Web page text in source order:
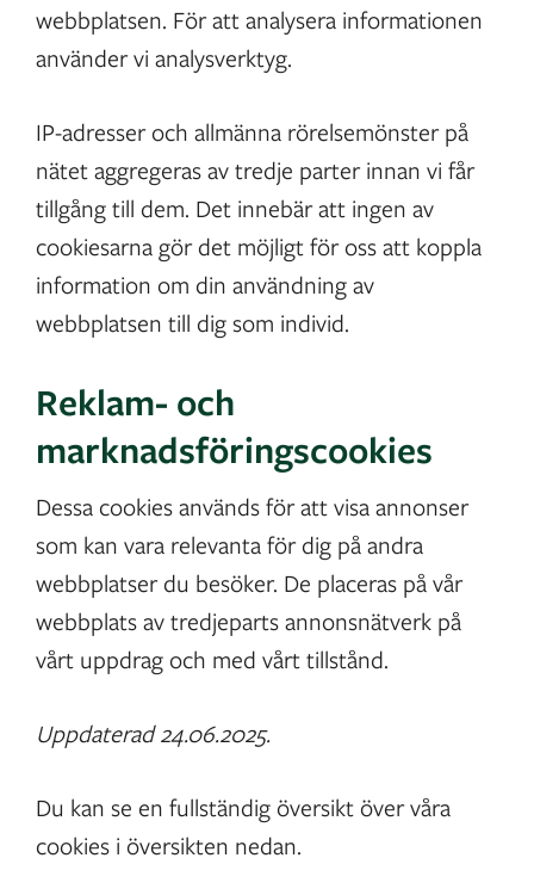
webbplatsen. För att analysera informationen
använder vi analysverktyg.
IP-adresser och allmänna rörelsemönster på
nätet aggregeras av tredje parter innan vi får
tillgång till dem. Det innebär att ingen av
cookiesarna gör det möjligt för oss att koppla
information om din användning av
webbplatsen till dig som individ.
Reklam- och
marknadsföringscookies
Dessa cookies används för att visa annonser
som kan vara relevanta för dig på andra
webbplatser du besöker. De placeras på vår
webbplats av tredjeparts annonsnätverk på
vårt uppdrag och med vårt tillstånd.
Uppdaterad 24.06.2025.
Du kan se en fullständig översikt över våra
cookies i översikten nedan.